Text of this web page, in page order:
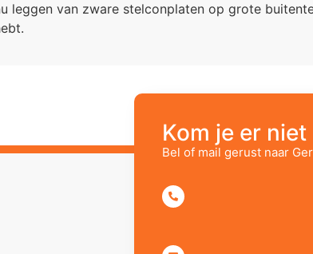
leggen van zware stelconplaten op grote
Kom je er
Bel of mail gerust naar